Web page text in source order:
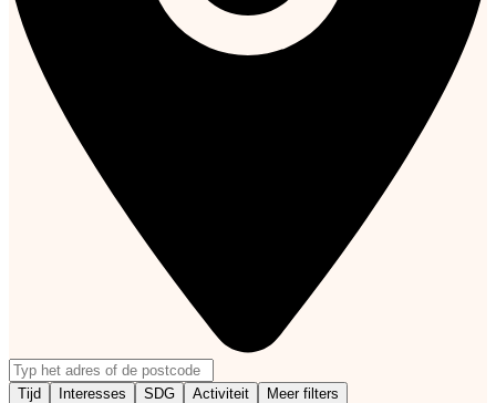
Tijd Interesses SDG Activiteit Meer filters